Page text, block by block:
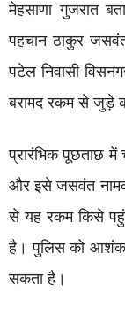
मेहसाणा गुजरात
पहचान ठाकुर
पटेल निवासी
बरामद रकम से जुड़े
प्रारंभिक पूछताछ में
और इसे जसवंत नामक
से यह रकम किसे
है। पुलिस को आशंका
सकता है।